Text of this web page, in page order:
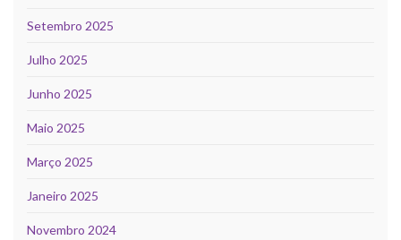
Setembro 2025
Julho 2025
Junho 2025
Maio 2025
Março 2025
Janeiro 2025
Novembro 2024